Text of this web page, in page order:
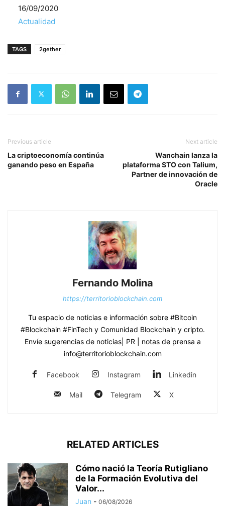
Fecha
16/09/2020
Respecto a
Actualidad
TAGS 2gether
Previous article
La criptoeconomía continúa
ganando peso en España
Next article
Wanchain lanza la
plataforma STO con Talium,
Partner de innovación de
Oracle
Fernando Molina
https://territorioblockchain.com
Tu espacio de noticias e información sobre #Bitcoin
#Blockchain #FinTech y Comunidad Blockchain y cripto.
Envíe sugerencias de noticias| PR | notas de prensa a
info@territorioblockchain.com
Facebook Instagram Linkedin
Mail Telegram X
RELATED ARTICLES
Cómo nació la Teoría Rutigliano
de la Formación Evolutiva del
Valor...
Juan - 06/08/2026